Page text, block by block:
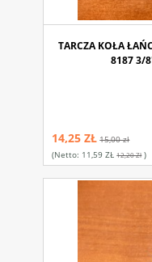
TARCZA KOŁA
8187 3/
14,25 ZŁ 15,00 zł
(netto: 11,59 ZŁ 12,20 Zł)